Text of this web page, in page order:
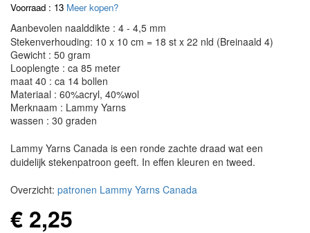
Voorraad : 13 Meer kopen?
Aanbevolen naalddikte : 4 - 4,5 mm
Stekenverhouding: 10 x 10 cm = 18 st x 22 nld (Breinaald 4)
Gewicht : 50 gram
Looplengte : ca 85 meter
maat 40 : ca 14 bollen
Materiaal : 60%acryl, 40%wol
Merknaam : Lammy Yarns
wassen : 30 graden
Lammy Yarns Canada is een ronde zachte draad wat een
duidelijk stekenpatroon geeft. In effen kleuren en tweed.
Overzicht: patronen Lammy Yarns Canada
€ 2,25